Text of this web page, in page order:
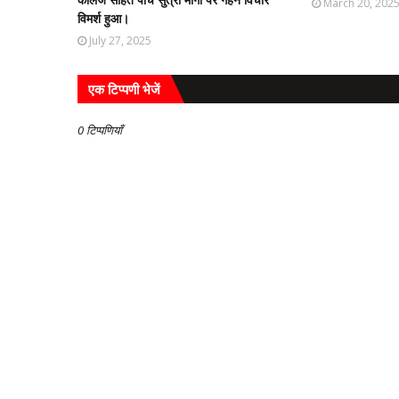
विमर्श हुआ।
July 27, 2025
March 20, 2025
एक टिप्पणी भेजें
0 टिप्पणियाँ